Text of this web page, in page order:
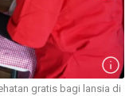
gratis bagi lansia di